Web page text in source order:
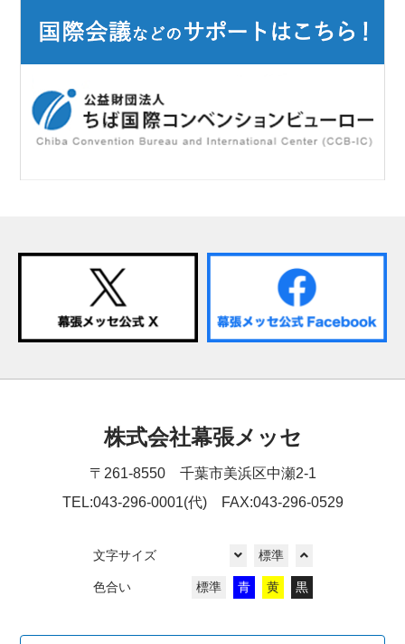
株式会社幕張メッセ
〒261-8550 千葉市美浜区中瀬2-1
TEL:043-296-0001(代) FAX:043-296-0529
文字サイズ 標準
色合い 標準 青 黄 黒